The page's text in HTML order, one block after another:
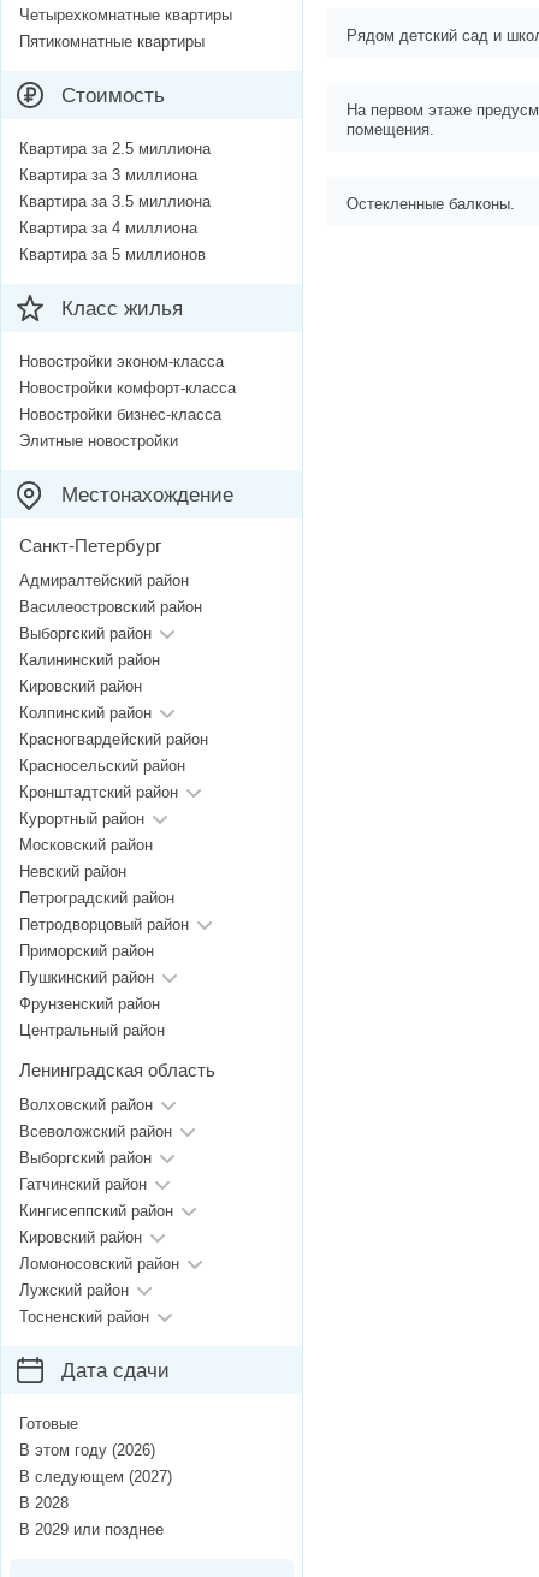
Рядом детский сад и
На первом этаже
помещения.
Остекленные балконы.
Четырехкомнатные квартиры
Пятикомнатные квартиры
Стоимость
Квартира за 2.5 миллиона
Квартира за 3 миллиона
Квартира за 3.5 миллиона
Квартира за 4 миллиона
Квартира за 5 миллионов
Класс жилья
Новостройки эконом-класса
Новостройки комфорт-класса
Новостройки бизнес-класса
Элитные новостройки
Местонахождение
Санкт-Петербург
Адмиралтейский район
Василеостровский район
Выборгский район
Калининский район
Кировский район
Колпинский район
Красногвардейский район
Красносельский район
Кронштадтский район
Курортный район
Московский район
Невский район
Петроградский район
Петродворцовый район
Приморский район
Пушкинский район
Фрунзенский район
Центральный район
Ленинградская область
Волховский район
Всеволожский район
Выборгский район
Гатчинский район
Кингисеппский район
Кировский район
Ломоносовский район
Лужский район
Тосненский район
Дата сдачи
Готовые
В этом году (2026)
В следующем (2027)
В 2028
В 2029 или позднее